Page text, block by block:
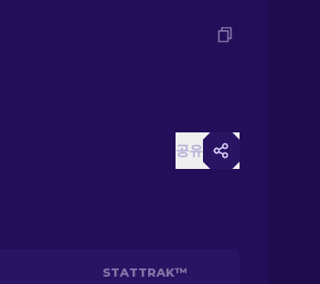
공유
STATTRAK™